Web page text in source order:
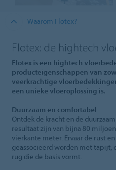
Waarom Flotex?
Flotex: de hightech
Flotex is een hightech
producteigenschappen van
veerkrachtige
een unieke vloeroplossing is.
Duurzaam en comfortabel
Ontdek de kracht en de
resultaat zijn van bijna 80
vierkante meter. Ervaar de rust
geassocieerd worden met tapijt,
rug die de basis vormt.